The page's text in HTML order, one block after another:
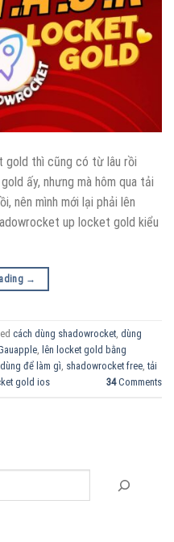
gold thì cũng có từ lâu rồi
ấy, nhưng mà hôm qua tải
nên mình mới lại phải lên
up locket gold kiểu
→
cách dùng shadowrocket dùng
lên locket gold bằng
để làm gì shadowrocket free ,tải
gold ios 34Comments